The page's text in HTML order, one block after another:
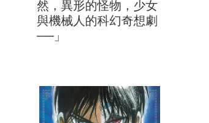
然，異形的怪物，少女
與機械人的科幻奇想劇
──」